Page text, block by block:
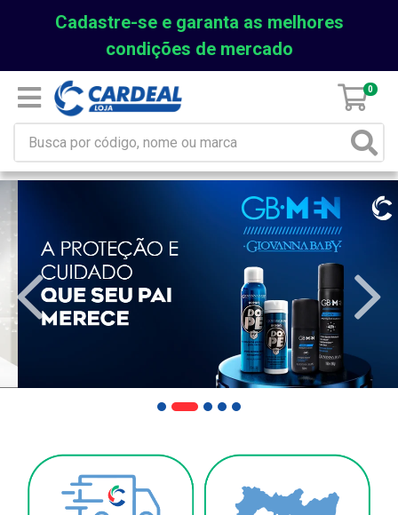
Cadastre-se e garanta as melhores
condições de mercado
0